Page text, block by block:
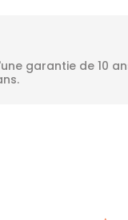
garantie de 10